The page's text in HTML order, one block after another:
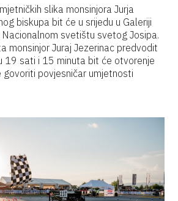
slika monsinjora Jurja
biskupa bit će u srijedu u Galeriji
svetištu svetog Josipa.
monsinjor Juraj Jezerinac predvodit
19 sati i 15 minuta bit će otvorenje
govoriti povjesničar umjetnosti